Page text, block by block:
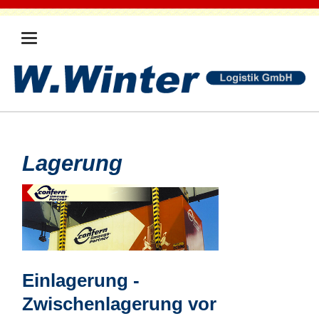
Lagerung
Einlagerung -
Zwischenlagerung vor